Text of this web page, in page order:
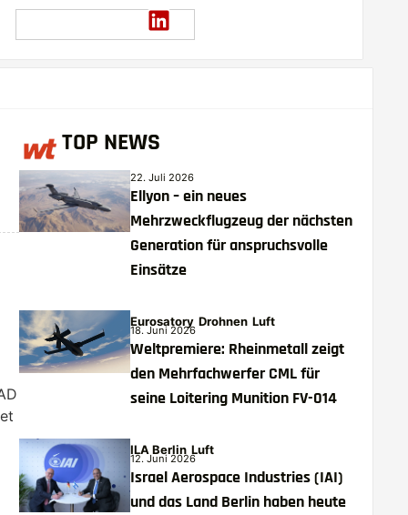
TOP NEWS
22. Juli 2026
Ellyon – ein neues
Mehrzweckflugzeug der nächsten
Generation für anspruchsvolle
Einsätze
Eurosatory Drohnen Luft
18. Juni 2026
Weltpremiere: Rheinmetall zeigt
den Mehrfachwerfer CML für
seine Loitering Munition FV-014
ILA Berlin Luft
12. Juni 2026
Israel Aerospace Industries (IAI)
und das Land Berlin haben heute